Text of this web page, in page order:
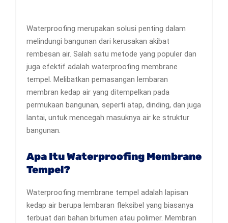
Waterproofing merupakan solusi penting dalam
melindungi bangunan dari kerusakan akibat
rembesan air. Salah satu metode yang populer dan
juga efektif adalah waterproofing membrane
tempel. Melibatkan pemasangan lembaran
membran kedap air yang ditempelkan pada
permukaan bangunan, seperti atap, dinding, dan juga
lantai, untuk mencegah masuknya air ke struktur
bangunan.
Apa Itu Waterproofing Membrane
Tempel?
Waterproofing membrane tempel adalah lapisan
kedap air berupa lembaran fleksibel yang biasanya
terbuat dari bahan bitumen atau polimer. Membran